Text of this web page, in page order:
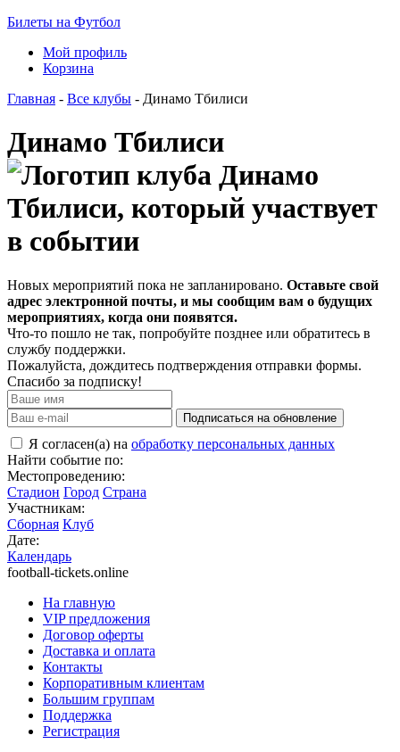
Билеты на Футбол
Мой профиль
Корзина
Главная - Все клубы - Динамо Тбилиси
Динамо Тбилиси
Новых мероприятий пока не запланировано. Оставьте свой
адрес электронной почты, и мы сообщим вам о будущих
мероприятиях, когда они появятся.
Что-то пошло не так, попробуйте позднее или обратитесь в
службу поддержки.
Пожалуйста, дождитесь подтверждения отправки формы.
Спасибо за подписку!
Подписаться на обновление
Я согласен(а) на обработку персональных данных
Найти событие по:
Местопроведению:
Стадион Город Страна
Участникам:
Сборная Клуб
Дате:
Календарь
football-tickets.online
На главную
VIP предложения
Договор оферты
Доставка и оплата
Контакты
Корпоративным клиентам
Большим группам
Поддержка
Регистрация